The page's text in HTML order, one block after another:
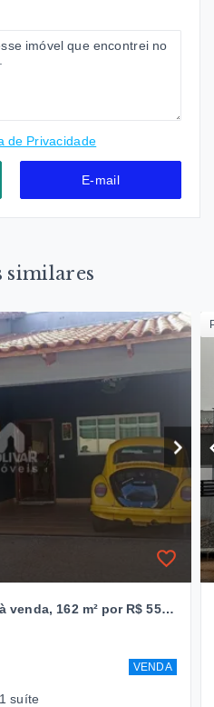
de Privacidade
E-mail
similares
Casa com 3 dormitórios à venda, 162 m² por R$ 550.000,00 - Alto Do Trindade- Itumbiara/GO
VENDA
1 suíte